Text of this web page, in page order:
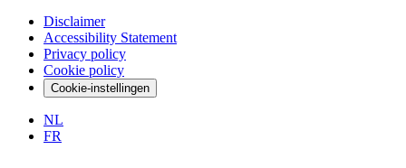
Disclaimer
Accessibility Statement
Privacy policy
Cookie policy
Cookie-instellingen
NL
FR